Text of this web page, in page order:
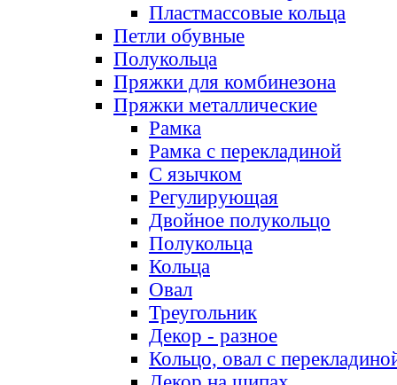
Пластмассовые кольца
Петли обувные
Полукольца
Пряжки для комбинезона
Пряжки металлические
Рамка
Рамка с перекладиной
С язычком
Регулирующая
Двойное полукольцо
Полукольца
Кольца
Овал
Треугольник
Декор - разное
Кольцо, овал с